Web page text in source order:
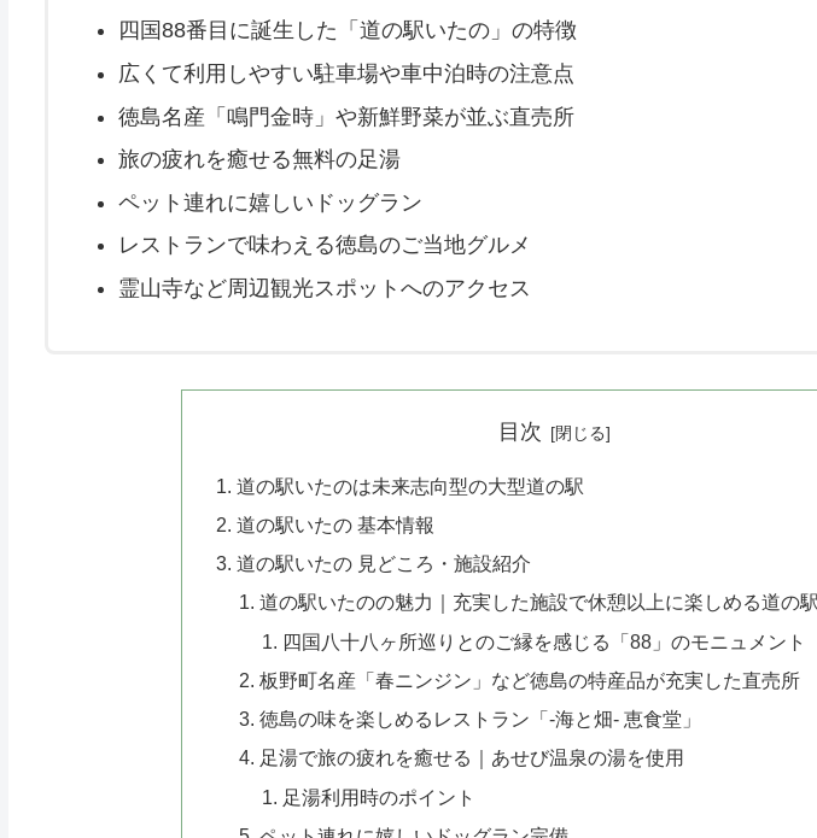
四国88番目に誕生した「道の駅いたの」の特徴
広くて利用しやすい駐車場や車中泊時の注意点
徳島名産「鳴門金時」や新鮮野菜が並ぶ直売所
旅の疲れを癒せる無料の足湯
ペット連れに嬉しいドッグラン
レストランで味わえる徳島のご当地グルメ
霊山寺など周辺観光スポットへのアクセス
目次
道の駅いたのは未来志向型の大型道の駅
道の駅いたの 基本情報
道の駅いたの 見どころ・施設紹介
道の駅いたのの魅力｜充実した施設で休憩以上に楽しめる道の駅
四国八十八ヶ所巡りとのご縁を感じる「88」のモニュメント
板野町名産「春ニンジン」など徳島の特産品が充実した直売所
徳島の味を楽しめるレストラン「-海と畑- 恵食堂」
足湯で旅の疲れを癒せる｜あせび温泉の湯を使用
足湯利用時のポイント